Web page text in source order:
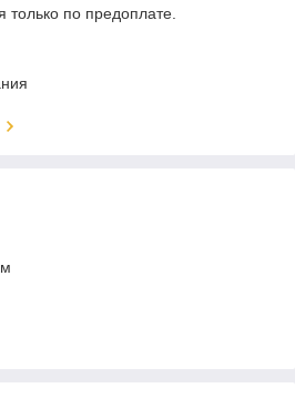
только по предоплате.